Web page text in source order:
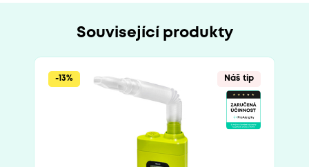
Související produkty
-13% Náš tip